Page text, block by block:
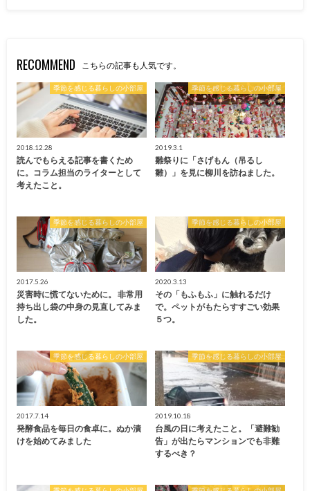
RECOMMEND こちらの記事も人気です。
季節を感じる暮らしの小部屋
2018.12.28
読んでもらえる記事を書くため
に。コラム担当のライターとして
考えたこと。
季節を感じる暮らしの小部屋
2019.3.1
雛祭りに「さげもん（吊るし
雛）」を見に柳川を訪ねました。
季節を感じる暮らしの小部屋
2017.5.26
災害時に慌てないために。 非常用
持ち出し袋の中身の見直してみま
した。
季節を感じる暮らしの小部屋
2020.3.13
その「もふもふ」に触れるだけ
で。ペットがもたらすすごい効果
５つ。
季節を感じる暮らしの小部屋
2017.7.14
発酵食品を毎日の食卓に。ぬか漬
けを始めてみました
季節を感じる暮らしの小部屋
2019.10.18
台風の日に考えたこと。「避難勧
告」が出たらマンションでも非難
するべき？